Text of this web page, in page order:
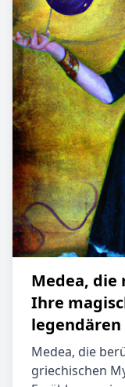
Medea, die
Ihre
legendären
Medea, die
griechischen